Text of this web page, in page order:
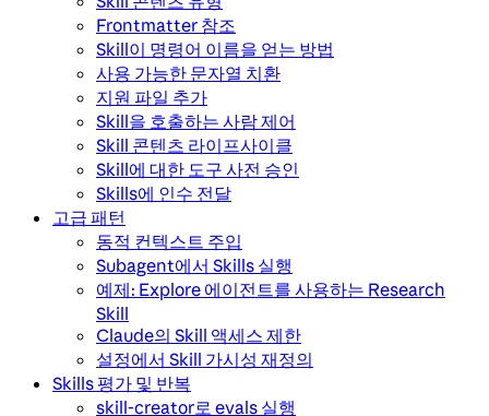
Frontmatter 참조
Skill이 명령어 이름을 얻는 방법
사용 가능한 문자열 치환
지원 파일 추가
Skill을 호출하는 사람 제어
Skill 콘텐츠 라이프사이클
Skill에 대한 도구 사전 승인
Skills에 인수 전달
고급 패턴
동적 컨텍스트 주입
Subagent에서 Skills 실행
예제: Explore 에이전트를 사용하는 Research
Skill
Claude의 Skill 액세스 제한
설정에서 Skill 가시성 재정의
Skills 평가 및 반복
skill-creator로 evals 실행